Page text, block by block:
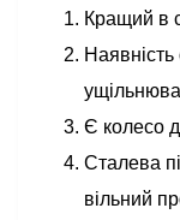
Кращий в
Є колесо
Сталева
вільний